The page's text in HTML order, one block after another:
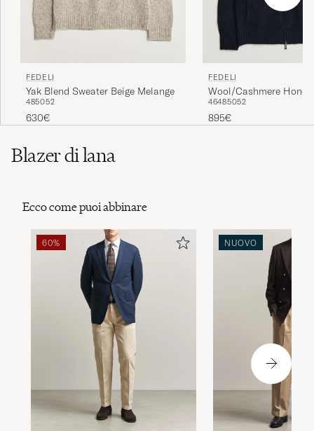
FEDELI
Yak Blend Sweater Beige Melange
485052
630€
FEDELI
Wool/Cashmere
Zip Navy
46485052
895€
Blazer di lana
Ecco come puoi abbinare
60% NUOVO